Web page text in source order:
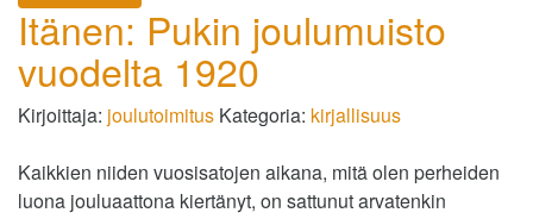
Itänen: Pukin joulumuisto
vuodelta 1920
Kirjoittaja: joulutoimitus Kategoria: kirjallisuus
Kaikkien niiden vuosisatojen aikana, mitä olen perheiden
luona jouluaattona kiertänyt, on sattunut arvatenkin